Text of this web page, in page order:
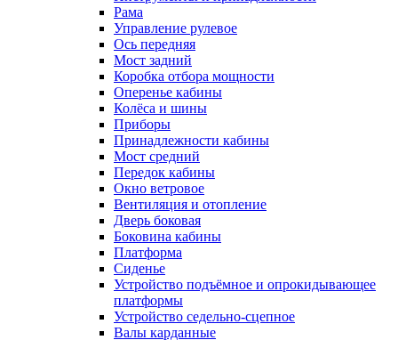
Рама
Управление рулевое
Ось передняя
Мост задний
Коробка отбора мощности
Оперенье кабины
Колёса и шины
Приборы
Принадлежности кабины
Мост средний
Передок кабины
Окно ветровое
Вентиляция и отопление
Дверь боковая
Боковина кабины
Платформа
Сиденье
Устройство подъёмное и опрокидывающее
платформы
Устройство седельно-сцепное
Валы карданные